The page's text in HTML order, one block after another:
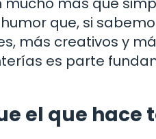
que, si
más creativos y
es parte
el que